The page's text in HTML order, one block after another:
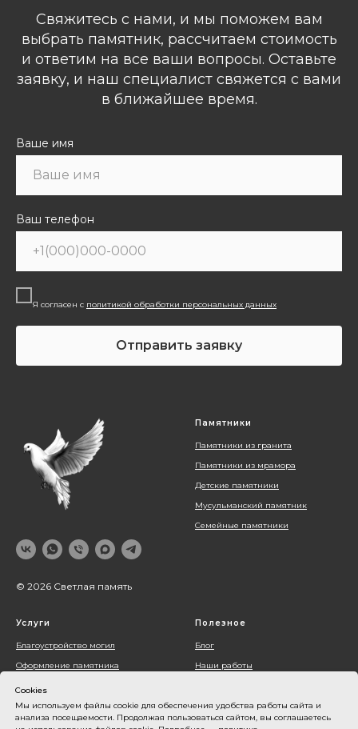
Cookies
Мы используем файлы cookie для обеспечения удобства работы сайта и
анализа посещаемости. Продолжая пользоваться сайтом, вы соглашаетесь
Свяжитесь с нами, и мы поможем вам
выбрать памятник, рассчитаем стоимость
и ответим на все ваши вопросы. Оставьте
заявку, и наш специалист свяжется с вами
в ближайшее время.
Ваше имя
Ваш телефон
Я согласен с политикой обработки персональных данных
Отправить заявку
© 2026 Светлая память
Памятники
Памятники из гранита
Памятники из мрамора
Детские памятники
Мусульманский памятник
Семейные памятники
Услуги
Благоустройство могил
Оформление памятника
Установка памятника
Полезное
Блог
Наши работы
Контакты